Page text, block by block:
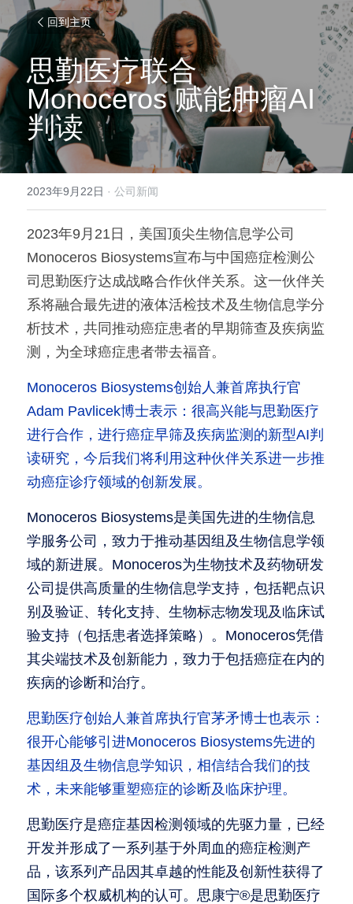
回到主页
思勤医疗联合
Monoceros 赋能肿瘤AI
判读
2023年9月22日 · 公司新闻
2023年9月21日，美国顶尖生物信息学公司
Monoceros Biosystems宣布与中国癌症检测公
司思勤医疗达成战略合作伙伴关系。这一伙伴关
系将融合最先进的液体活检技术及生物信息学分
析技术，共同推动癌症患者的早期筛查及疾病监
测，为全球癌症患者带去福音。
Monoceros Biosystems创始人兼首席执行官
Adam Pavlicek博士表示：很高兴能与思勤医疗
进行合作，进行癌症早筛及疾病监测的新型AI判
读研究，今后我们将利用这种伙伴关系进一步推
动癌症诊疗领域的创新发展。
Monoceros Biosystems是美国先进的生物信息
学服务公司，致力于推动基因组及生物信息学领
域的新进展。Monoceros为生物技术及药物研发
公司提供高质量的生物信息学支持，包括靶点识
别及验证、转化支持、生物标志物发现及临床试
验支持（包括患者选择策略）。Monoceros凭借
其尖端技术及创新能力，致力于包括癌症在内的
疾病的诊断和治疗。
思勤医疗创始人兼首席执行官茅矛博士也表示：
很开心能够引进Monoceros Biosystems先进的
基因组及生物信息学知识，相信结合我们的技
术，未来能够重塑癌症的诊断及临床护理。
思勤医疗是癌症基因检测领域的先驱力量，已经
开发并形成了一系列基于外周血的癌症检测产
品，该系列产品因其卓越的性能及创新性获得了
国际多个权威机构的认可。思康宁®是思勤医疗